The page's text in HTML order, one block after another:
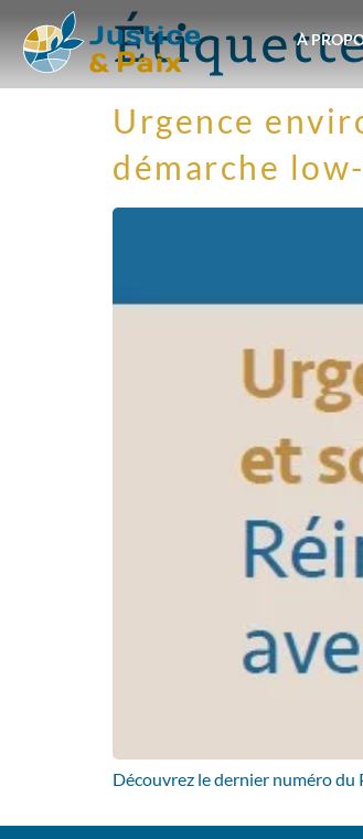
À
Urgence
démarche
Découvrez le dernier numéro du